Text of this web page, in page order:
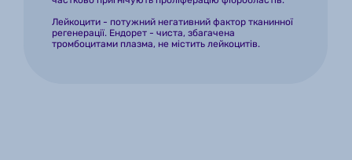
Лейкоцити - потужний негативний фактор тканинної
регенерації. Ендорет - чиста, збагачена
тромбоцитами плазма, не містить лейкоцитів.